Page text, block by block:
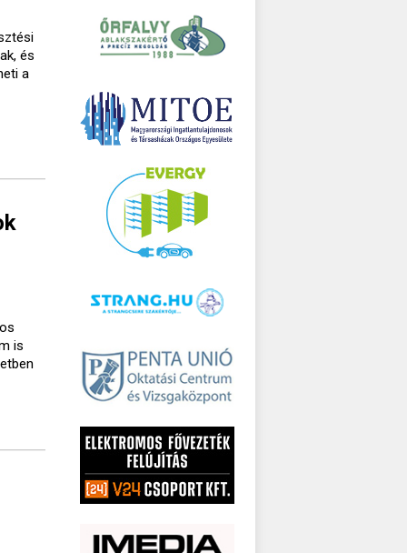
és
a
is